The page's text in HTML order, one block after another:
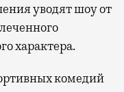
уводят шоу от
характера.
комедий